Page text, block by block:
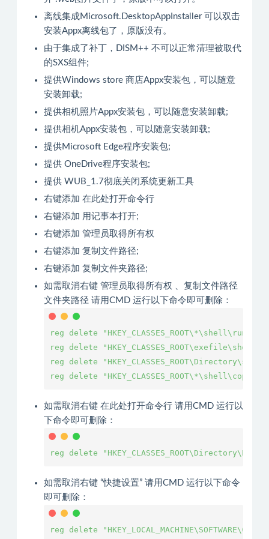
离线集成Microsoft.DesktopAppInstaller 可以双击
安装Appx离线包了，原版没有。
由于集成了补丁，DISM++ 不可以正常清理被取代
的SXS组件;
提供Windows store 商店Appx安装包，可以随意
安装卸载;
提供相机照片Appx安装包，可以随意安装卸载;
提供相机Appx安装包，可以随意安装卸载;
提供Microsoft Edge程序安装包;
提供 OneDrive程序安装包;
提供 WUB_1.7彻底关闭系统更新工具
右键添加 在此处打开命令行
右键添加 用记事本打开;
右键添加 管理员取得所有权
右键添加 复制文件路径;
右键添加 复制文件夹路径;
如需取消右键 管理员取得所有权 、复制文件路径
文件夹路径 请用CMD 运行以下命令即可删除：
reg delete
reg delete
reg delete
reg delete
如需取消右键 在此处打开命令行 请用CMD 运行以
下命令即可删除：
reg delete
如需取消右键 “快捷设置” 请用CMD 运行以下命令
即可删除：
reg delete